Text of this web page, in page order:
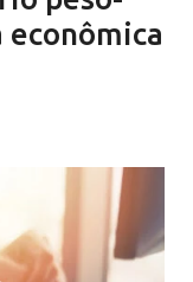
SERRA NEGRA